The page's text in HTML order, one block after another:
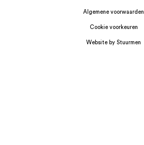
Algemene voorwaarden
Cookie voorkeuren
Website by Stuurmen